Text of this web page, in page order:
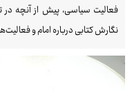
فعالیت سیاسی، پیش از آنچه
نگارش کتابی درباره امام و